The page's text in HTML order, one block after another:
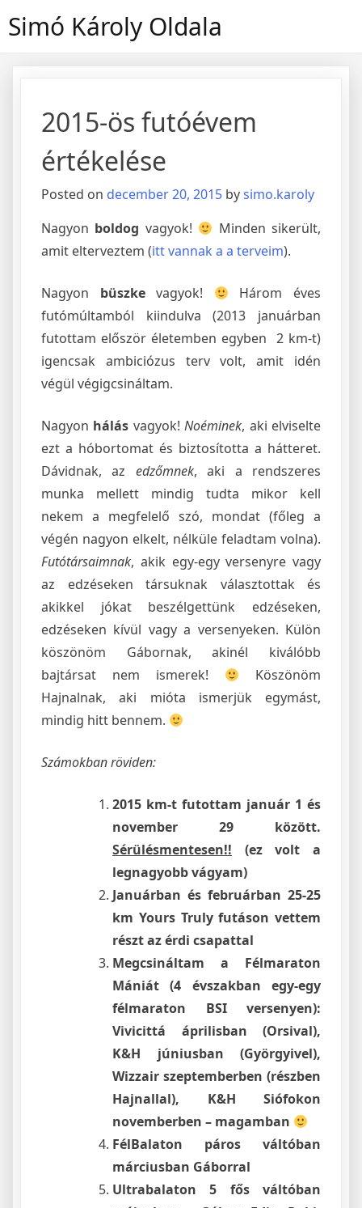
toSimó Károly Oldala
2015-ös futóévem
értékelése
Posted on december 20, 2015 bysimo.karoly
Nagyon boldog vagyok!
Minden sikerült,
amit elterveztem (itt vannak a a terveim).
Nagyon büszkevagyok!
Három éves
futómúltamból kiindulva (2013 januárban
futottam először életemben egyben 2 km-t)
igencsak ambiciózus terv volt, amit idén
végül végigcsináltam.
Nagyon hálás vagyok!Noéminek, aki elviselte
ezt a hóbortomat és biztosította a hátteret.
Dávidnak, az edzőmnek, aki a rendszeres
munka mellett mindig tudta mikor kell
nekem a megfelelő szó, mondat (főleg a
végén nagyon elkelt, nélküle feladtam volna).
Futótársaimnak, akik egy-egy versenyre vagy
az edzéseken társuknak választottak és
akikkel jókat beszélgettünk edzéseken,
edzéseken kívül vagy a versenyeken. Külön
köszönöm Gábornak, akinél kiválóbb
bajtársat nem ismerek!
Köszönöm
Hajnalnak, aki mióta ismerjük egymást,
mindig hitt bennem.
Számokban röviden:
2015 km-t futottam január 1 és
november 29 között.
Sérülésmentesen!! (ez volt a
legnagyobb vágyam)
Januárban és februárban 25-25
km Yours Truly futáson vettem
részt az érdi csapattal
Megcsináltam a Félmaraton
Mániát (4 évszakban egy-egy
félmaraton BSI versenyen):
Vivicittá áprilisban (Orsival),
K&H júniusban (Györgyivel),
Wizzair szeptemberben (részben
Hajnallal), K&H Siófokon
novemberben – magamban
FélBalaton páros váltóban
márciusban Gáborral
Ultrabalaton 5 fős váltóban